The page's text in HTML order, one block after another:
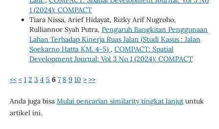
1 (2024): COMPACT
Tiara Nissa, Arief Hidayat, Rizky Arif Nugroho,
Rulliannor Syah Putra, Pengaruh Bangkitan Penggunaan
Lahan Terhadap Kinerja Ruas Jalan (Studi Kasus : Jalan
Soekarno Hatta KM. 4-5) , COMPACT: Spatial
Development Journal: Vol 3 No 1 (2024): COMPACT
<< < 1 2 3 4 5 6 7 8 9 10 > >>
Anda juga bisa Mulai pencarian similarity tingkat lanjutuntuk
artikel ini.